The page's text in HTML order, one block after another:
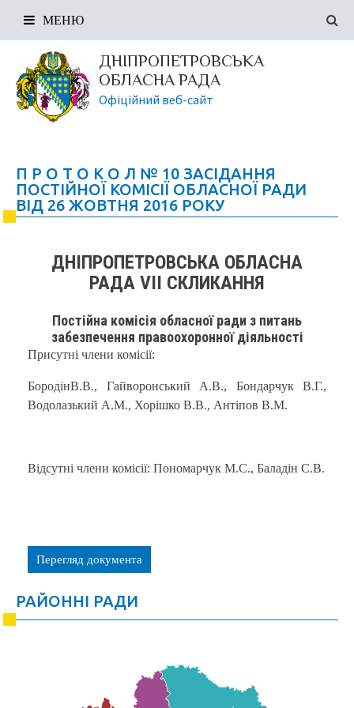
ДНІПРОПЕТРОВСЬКА
ОБЛАСНА РАДА
Офіційний веб-сайт
МЕНЮ
П Р О Т О К О Л № 10 ЗАСІДАННЯ
ПОСТІЙНОЇ КОМІСІЇ ОБЛАСНОЇ РАДИ
ВІД 26 ЖОВТНЯ 2016 РОКУ
ДНІПРОПЕТРОВСЬКА ОБЛАСНА
РАДА VIІ СКЛИКАННЯ
Постійна комісія обласної ради з питань
забезпечення правоохоронної діяльності
Присутні члени комісії:
БородінВ.В., Гайворонський А.В., Бондарчук В.Г.,
Водолазький А.М., Хорішко В.В., Антіпов В.М.
Відсутні члени комісії: Пономарчук М.С., Баладін С.В.
Перегляд документа
РАЙОННІ РАДИ